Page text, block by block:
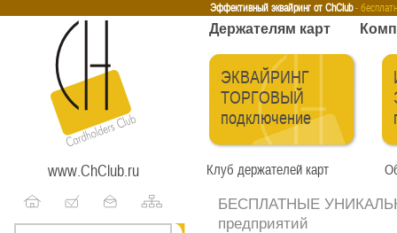
Эффективный эквайринг от ChClub -
Интернет-эквайринг Тренинги Бесплатные сервисы
Держателям карт
ЭКВАЙРИНГ
ТОРГОВЫЙ
подключение
www.ChClub.ru Клуб держателей карт
БЕСПЛАТНЫЕ
предприятий